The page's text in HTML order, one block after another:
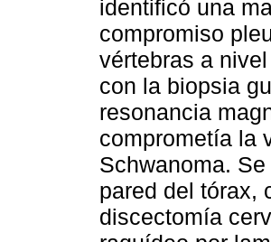
identificó una
compromiso
vértebras a
con la biopsia
resonancia
comprometía la
Schwanoma.
pared del tórax,
discectomía